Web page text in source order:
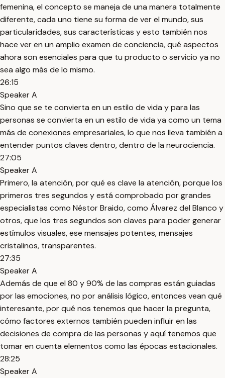
femenina, el concepto se maneja de una manera totalmente
diferente, cada uno tiene su forma de ver el mundo, sus
particularidades, sus características y esto también nos
hace ver en un amplio examen de conciencia, qué aspectos
ahora son esenciales para que tu producto o servicio ya no
sea algo más de lo mismo.
26:15
Speaker A
Sino que se te convierta en un estilo de vida y para las
personas se convierta en un estilo de vida ya como un tema
más de conexiones empresariales, lo que nos lleva también a
entender puntos claves dentro, dentro de la neurociencia.
27:05
Speaker A
Primero, la atención, por qué es clave la atención, porque los
primeros tres segundos y está comprobado por grandes
especialistas como Néstor Braido, como Álvarez del Blanco y
otros, que los tres segundos son claves para poder generar
estímulos visuales, ese mensajes potentes, mensajes
cristalinos, transparentes.
27:35
Speaker A
Además de que el 80 y 90% de las compras están guiadas
por las emociones, no por análisis lógico, entonces vean qué
interesante, por qué nos tenemos que hacer la pregunta,
cómo factores externos también pueden influir en las
decisiones de compra de las personas y aquí tenemos que
tomar en cuenta elementos como las épocas estacionales.
28:25
Speaker A